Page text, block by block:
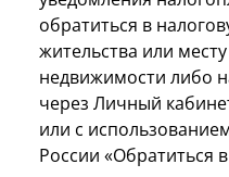
обратиться в
жительства или
недвижимости либо
через Личный
или с
России «Обратиться